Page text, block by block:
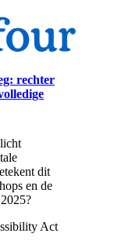
rechter
dit
en de
Act